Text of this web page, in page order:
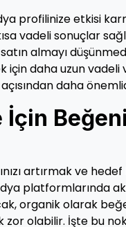
profilinize etkisi
vadeli sonuçlar
almayı
için daha uzun
daha
artırmak ve
platformlarında
organik olarak
zor olabilir. İşte bu